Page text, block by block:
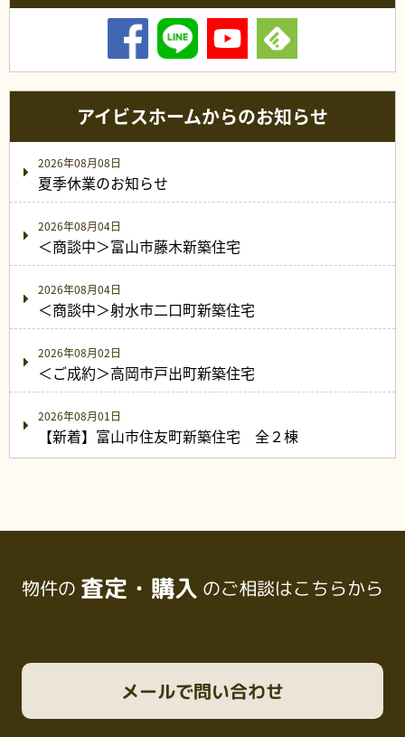
アイビスホームからのお知らせ
2026年08月08日
夏季休業のお知らせ
2026年08月04日
＜商談中＞富山市藤木新築住宅
2026年08月04日
＜商談中＞射水市二口町新築住宅
2026年08月02日
＜ご成約＞高岡市戸出町新築住宅
2026年08月01日
【新着】富山市住友町新築住宅 全２棟
物件の 査定・購入 のご相談はこちらから
メールで問い合わせ